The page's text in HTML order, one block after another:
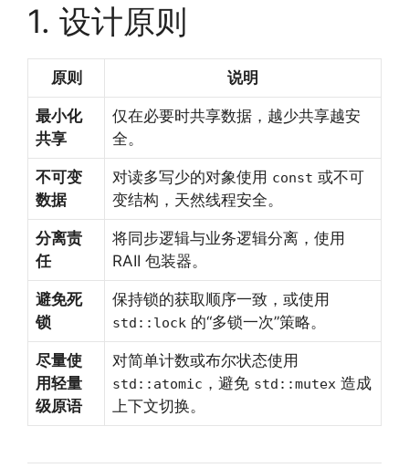
1. 设计原则
原则 说明
最小化
共享
仅在必要时共享数据，越少共享越安
全。
不可变
数据
对读多写少的对象使用 const 或不可
变结构，天然线程安全。
分离责
任
将同步逻辑与业务逻辑分离，使用
RAII 包装器。
避免死
锁
保持锁的获取顺序一致，或使用
std::lock 的“多锁一次”策略。
尽量使
用轻量
级原语
对简单计数或布尔状态使用
std::atomic ，避免 std::mutex 造成
上下文切换。